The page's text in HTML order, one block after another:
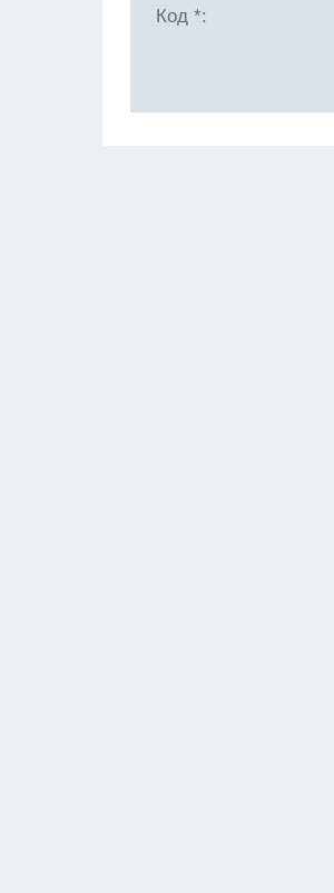
Код *: